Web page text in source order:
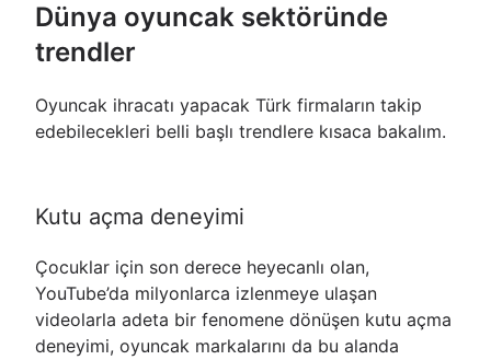
Dünya oyuncak sektöründe
trendler
Oyuncak ihracatı yapacak Türk firmaların takip
edebilecekleri belli başlı trendlere kısaca bakalım.
Kutu açma deneyimi
Çocuklar için son derece heyecanlı olan,
YouTube’da milyonlarca izlenmeye ulaşan
videolarla adeta bir fenomene dönüşen kutu açma
deneyimi, oyuncak markalarını da bu alanda